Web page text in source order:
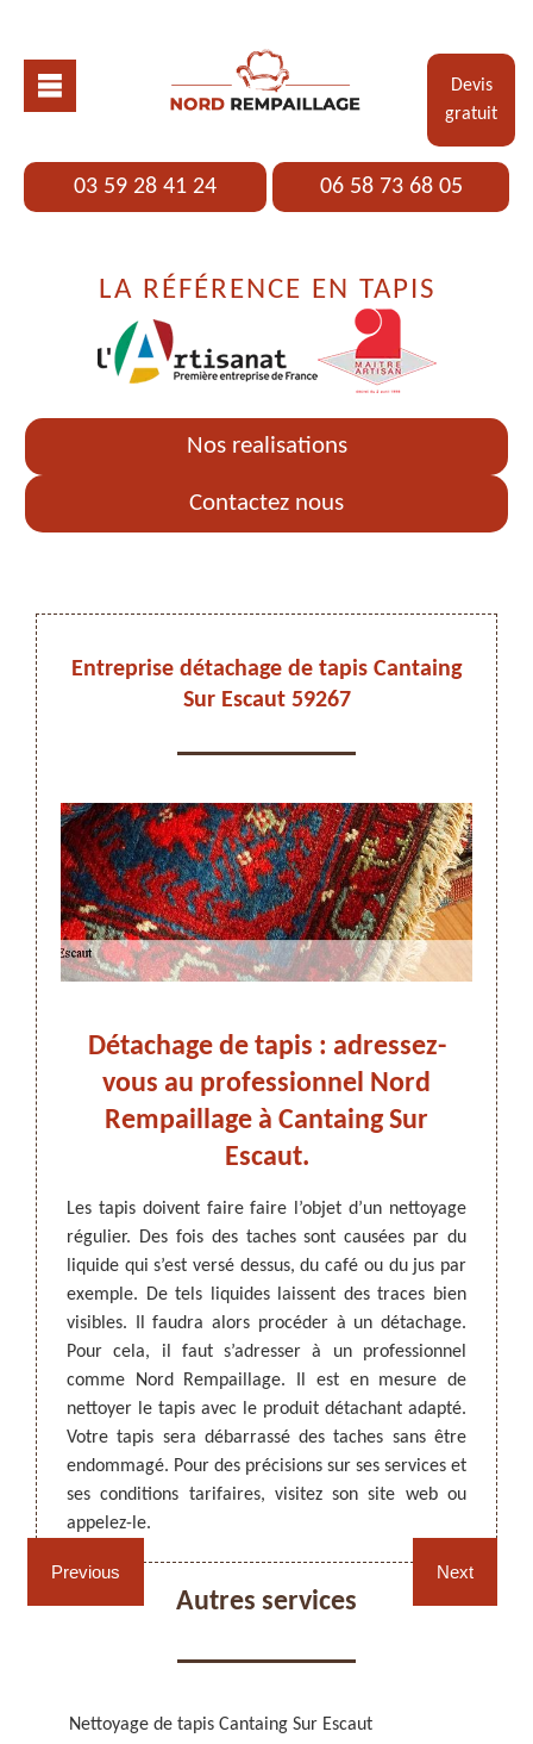
Devis
gratuit
03 59 28 41 24 06 58 73 68 05
LA RÉFÉRENCE EN TAPIS
Nos realisations
Contactez nous
ARTISAN DEZITTER, REMPAILLAGE -
CANNAGE - RECOLLAGE, 59 NORD
chaises et sièges 59
Cannage fauteuil, chaises
et sièges 59
Entreprise détachage de tapis Cantaing
Sur Escaut 59267
Previous
tapis
un
il
À
le
Détachage de tapis : adressez-
vous au professionnel Nord
Rempaillage à Cantaing Sur
Escaut.
Les tapis doivent faire faire l’objet d’un nettoyage
régulier. Des fois des taches sont causées par du
liquide qui s’est versé dessus, du café ou du jus par
exemple. De tels liquides laissent des traces bien
visibles. Il faudra alors procéder à un détachage.
Pour cela, il faut s’adresser à un professionnel
comme Nord Rempaillage. Il est en mesure de
nettoyer le tapis avec le produit détachant adapté.
Votre tapis sera débarrassé des taches sans être
endommagé. Pour des précisions sur ses services et
ses conditions tarifaires, visitez son site web ou
appelez-le.
salis
ces
Nord
un
sera
de
si
Next
Autres services
Nettoyage de tapis Cantaing Sur Escaut